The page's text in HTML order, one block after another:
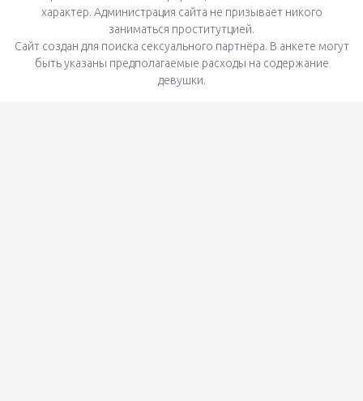
характер. Администрация сайта не призывает никого
заниматься проститутцией.
Сайт создан для поиска сексуального партнёра. В анкете могут
быть указаны предполагаемые расходы на содержание
девушки.